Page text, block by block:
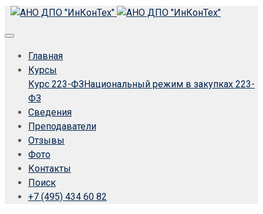
Главная
Курсы
Курс 223-ФЗНациональный режим в закупках 223-
ФЗ
Сведения
Преподаватели
Отзывы
Фото
Контакты
Поиск
+7 (495) 434 60 82